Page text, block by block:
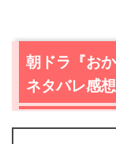
朝ドラ『お
ネタバレ感